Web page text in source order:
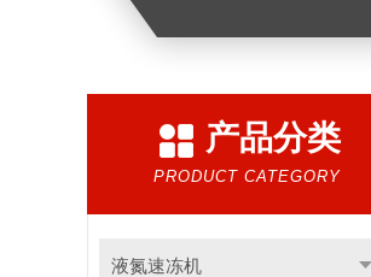
产品分类
PRODUCT CATEGORY
液氮速冻机